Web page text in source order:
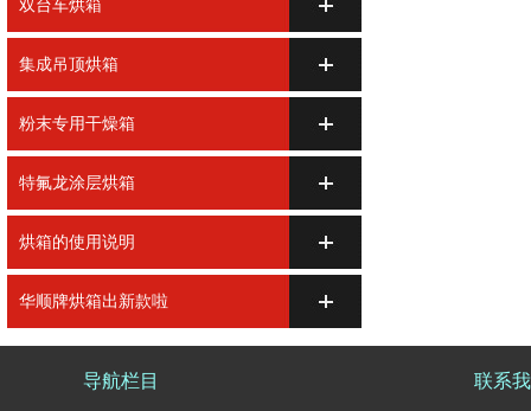
双台车烘箱
集成吊顶烘箱
粉末专用干燥箱
特氟龙涂层烘箱
烘箱的使用说明
华顺牌烘箱出新款啦
导航栏目 联系